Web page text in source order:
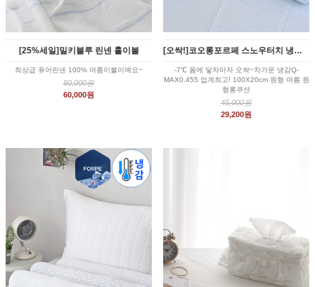
[25%세일]밀키블루 린넨 홑이불
최상급 퓨어린넨 100% 여름이불이예요~
80,000원
60,000원
[오싹!]코오롱포르페 스노우터치 냉감 여름 바디필로우 커버 3color
-7℃ 몸에 닿자마자 오싹~차가운 냉감Q-
MAX0.455 업계최고! 100X20cm 원형 여름 원
형롱쿠션
45,000원
29,200원